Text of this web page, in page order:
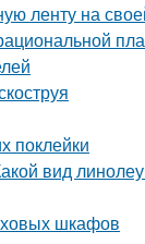
ленту на
поклейки
вид
шкафов